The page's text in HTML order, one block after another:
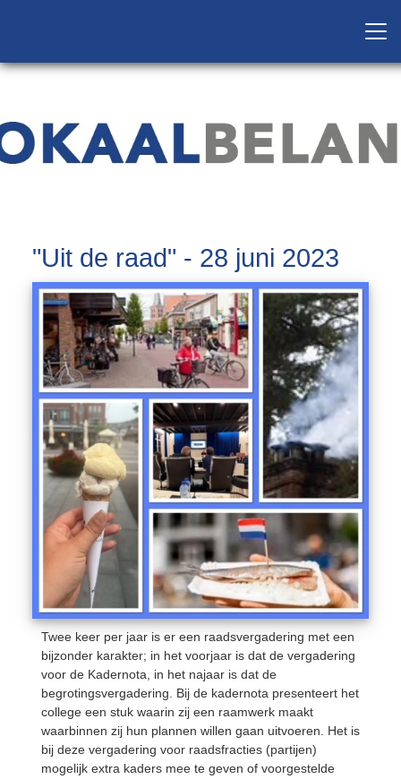
"Uit de raad" - 28 juni 2023
Twee keer per jaar is er een raadsvergadering met een
bijzonder karakter; in het voorjaar is dat de vergadering
voor de Kadernota, in het najaar is dat de
begrotingsvergadering. Bij de kadernota presenteert het
college een stuk waarin zij een raamwerk maakt
waarbinnen zij hun plannen willen gaan uitvoeren. Het is
bij deze vergadering voor raadsfracties (partijen)
mogelijk extra kaders mee te geven of voorgestelde